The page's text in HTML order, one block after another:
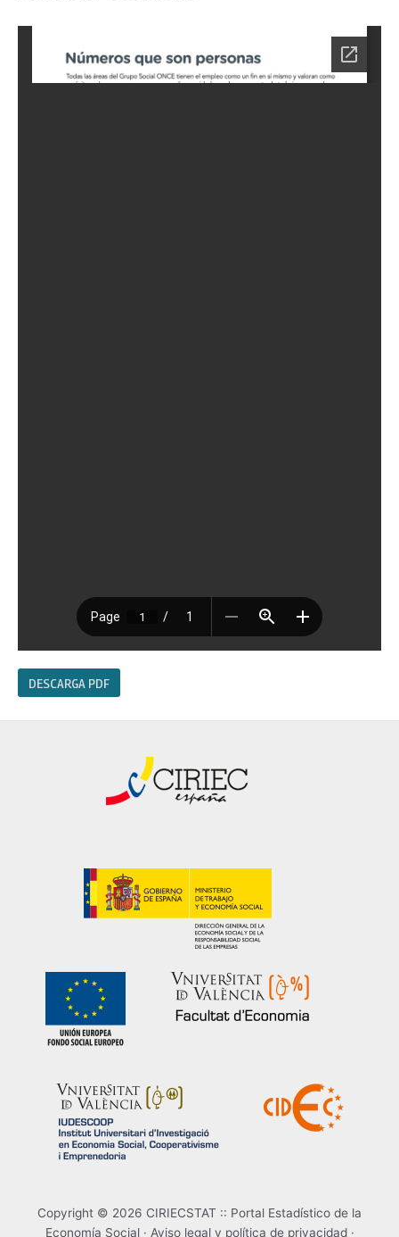
DESCARGA PDF
Copyright © 2026 CIRIECSTAT :: Portal Estadístico de la
Economía Social · Aviso legal y política de privacidad·